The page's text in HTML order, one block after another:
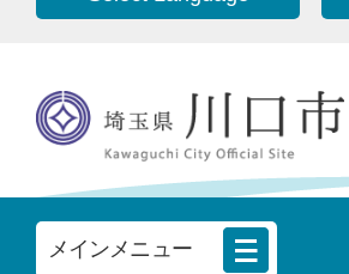
メインメニュー